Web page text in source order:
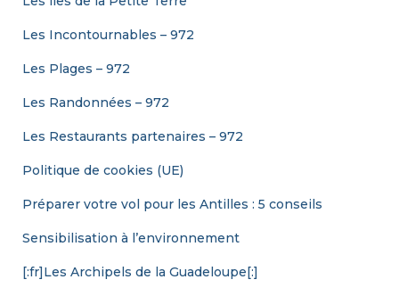
Les Incontournables – 972
Les Plages – 972
Les Randonnées – 972
Les Restaurants partenaires – 972
Politique de cookies (UE)
Préparer votre vol pour les Antilles : 5 conseils
Sensibilisation à l’environnement
[:fr]Les Archipels de la Guadeloupe[:]